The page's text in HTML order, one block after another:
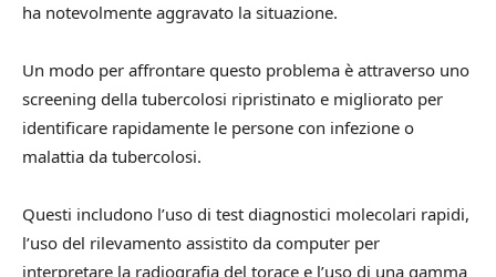
ha notevolmente aggravato la situazione.
Un modo per affrontare questo problema è attraverso uno
screening della tubercolosi ripristinato e migliorato per
identificare rapidamente le persone con infezione o
malattia da tubercolosi.
Questi includono l’uso di test diagnostici molecolari rapidi,
l’uso del rilevamento assistito da computer per
interpretare la radiografia del torace e l’uso di una gamma